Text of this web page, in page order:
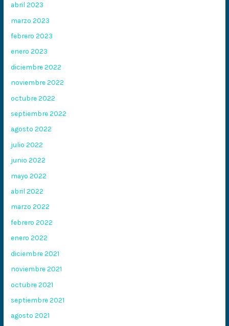
abril 2023
marzo 2023
febrero 2023
enero 2023
diciembre 2022
noviembre 2022
octubre 2022
septiembre 2022
agosto 2022
julio 2022
junio 2022
mayo 2022
abril 2022
marzo 2022
febrero 2022
enero 2022
diciembre 2021
noviembre 2021
octubre 2021
septiembre 2021
agosto 2021